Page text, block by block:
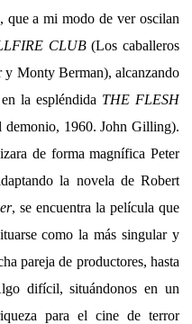
que a mi modo de ver oscilan
CLUB(Los caballeros
Monty Berman), alcanzando
la espléndida THE FLESH
demonio, 1960. John Gilling).
de forma magnífica Peter
la novela de Robert
, se encuentra la película que
como la más singular y
pareja de productores, hasta
difícil, situándonos en un
para el cine de terror